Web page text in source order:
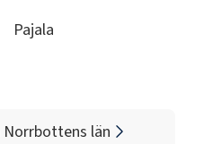
Pajala
Norrbottens län